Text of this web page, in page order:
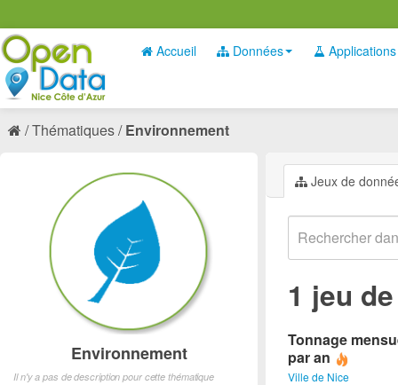
Accueil Données Applications
Thématiques Environnement
Jeux de
1 jeu
Tonnage
par an
Ville de Nice
Environnement
Il n'y a pas de description pour cette thématique